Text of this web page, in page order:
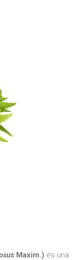
Maxim.) es una